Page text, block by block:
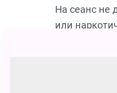
На сеанс не
или
или
Дети до 12